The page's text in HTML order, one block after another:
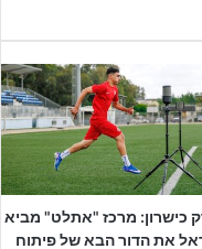
אחת בלבד וכרגע זה
מלאת הכישרון,
כישרון: מרכז "אתלט" מביא
את הדור הבא של פיתוח